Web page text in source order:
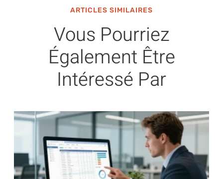
ARTICLES SIMILAIRES
Vous Pourriez
Également Être
Intéressé Par